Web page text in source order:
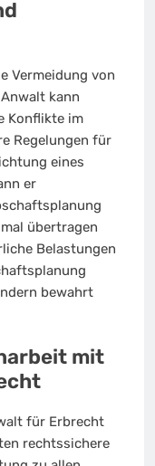
Vermeidung von
kann
Konflikte im
Regelungen für
eines
er
übertragen
Belastungen
bewahrt
mit
für Erbrecht
rechtssichere